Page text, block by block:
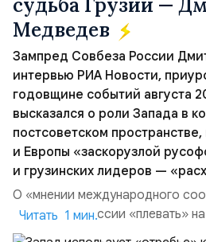
судьба Грузии —
Медведев
Зампред Совбеза России
интервью РИА Новости,
годовщине событий августа
высказался о роли Запада в
постсоветском
и Европы «заскорузлой
и грузинских лидеров —
О «мнении международного
заявил, что России «плевать»
коллективного Запада, который
Читать 1 мин.